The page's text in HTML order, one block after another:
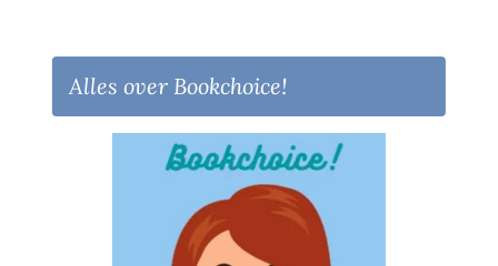
Alles over Bookchoice!